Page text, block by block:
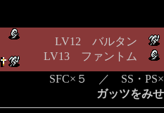
LV12 バルタン
LV13 ファントム
SFC×５ ／ SS・PS×
ガッツをみ